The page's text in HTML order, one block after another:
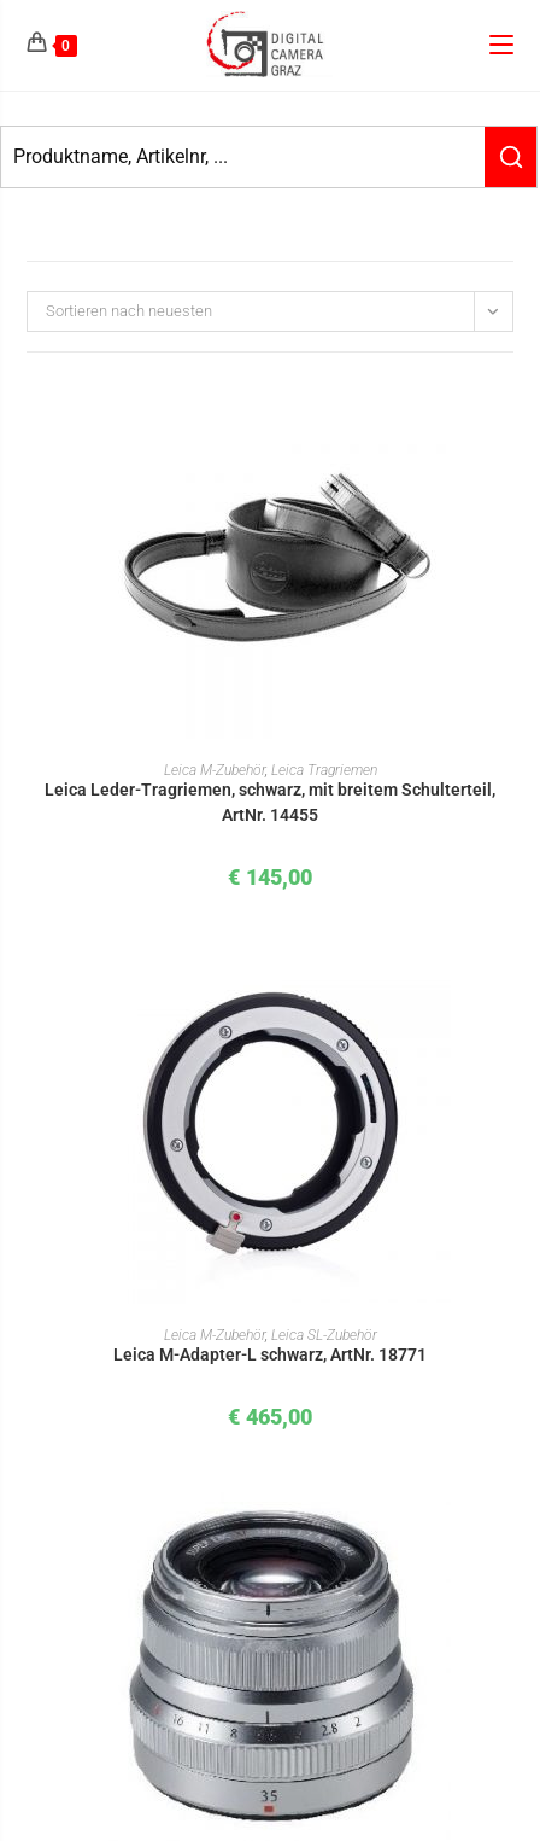
0
Sortieren nach neuesten
IN DEN WARENKORB
Leica M-Zubehör, Leica Tragriemen
Leica Leder-Tragriemen, schwarz, mit breitem Schulterteil,
ArtNr. 14455
€ 145,00
IN DEN WARENKORB
Leica M-Zubehör, Leica SL-Zubehör
Leica M-Adapter-L schwarz, ArtNr. 18771
€ 465,00